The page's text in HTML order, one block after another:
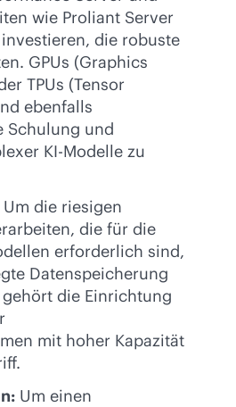
wie Proliant Server
die robuste
GPUs (Graphics
TPUs (Tensor
ebenfalls
Schulung und
KI-Modelle zu
Um die riesigen
die für die
erforderlich sind,
Datenspeicherung
die Einrichtung
mit hoher Kapazität
Um einen